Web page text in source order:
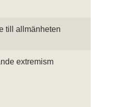
till allmänheten
extremism